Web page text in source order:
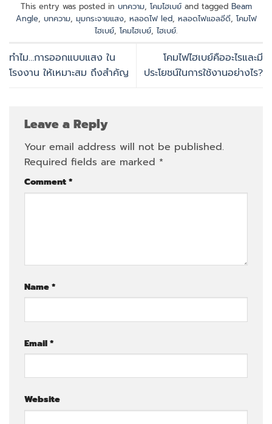
This entry was posted in บทความ, โคมไฮเบย์and tagged Beam
Angle, บทความ, มุมกระจายแสง, หลอดไฟ led, หลอดไฟแอลอีดี, โคมไฟ
ไฮเบย์, โคมไฮเบย์, ไฮเบย์.
ทำไม…การออกแบบแสง ใน
โรงงาน ให้เหมาะสม ถึงสำคัญ
โคมไฟไฮเบย์คืออะไรและมี
ประโยชน์ในการใช้งานอย่างไร?
Leave a Reply
Your email address will not be published.
Required fields are marked *
Comment*
Name*
Email*
Website